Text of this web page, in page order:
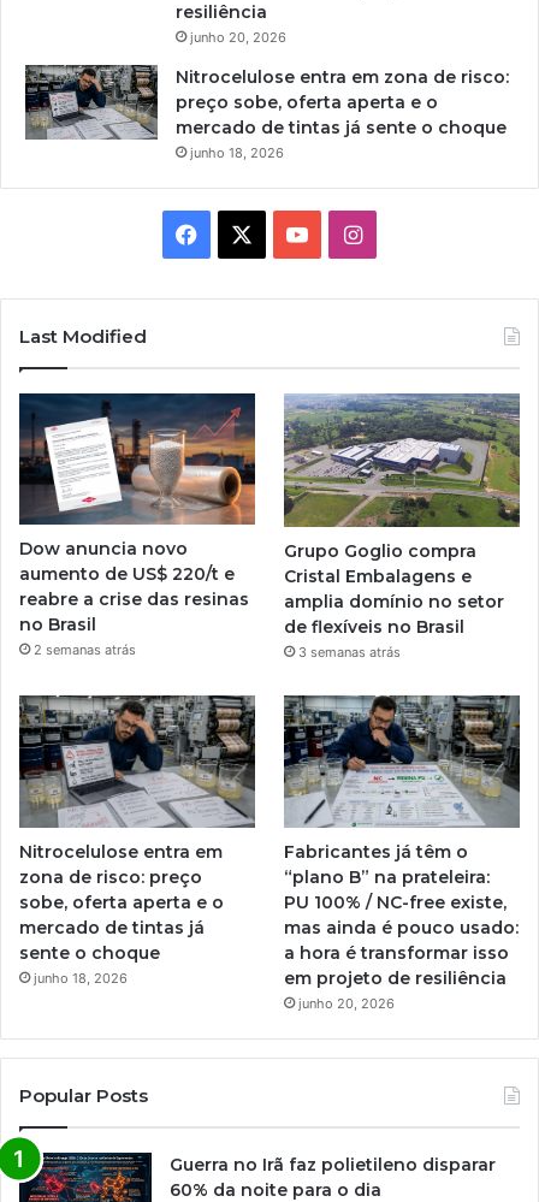
resiliência
junho 20, 2026
Nitrocelulose entra em zona de risco:
preço sobe, oferta aperta e o
mercado de tintas já sente o choque
junho 18, 2026
Facebook YouTubeInstagram
Last Modified
Dow anuncia novo
aumento de US$ 220/t e
reabre a crise das resinas
no Brasil
2 semanas atrás
Grupo Goglio compra
Cristal Embalagens e
amplia domínio no setor
de flexíveis no Brasil
3 semanas atrás
Nitrocelulose entra em
zona de risco: preço
sobe, oferta aperta e o
mercado de tintas já
sente o choque
junho 18, 2026
Fabricantes já têm o
“plano B” na prateleira:
PU 100% / NC-free existe,
mas ainda é pouco usado:
a hora é transformar isso
em projeto de resiliência
junho 20, 2026
Popular Posts
Guerra no Irã faz polietileno disparar
60% da noite para o dia